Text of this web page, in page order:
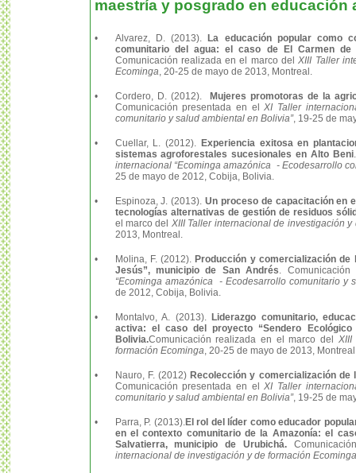
maestría y posgrado en educación
• Alvarez, D. (2013).
La educación popular como
comunitario del agua: el caso de El Carmen de
Comunicación realizada en el marco delXIII Taller
Ecominga, 20-25 de mayo de 2013, Montreal.
• Cordero, D. (2012).
Mujeres promotoras de la
Comunicación presentada en elXI Taller
comunitario y salud ambiental en Bolivia”, 19-25 de
• Cuellar, L. (2012). Experiencia exitosa en
sistemas agroforestales sucesionales en Alto Beni
internacional “Ecominga amazónica - Ecodesarrollo
25 de mayo de 2012, Cobija, Bolivia.
• Espinoza, J. (2013).Un proceso de capacitación en
tecnologías alternativas de gestión de residuos
el marco del XIII Taller internacional de investigación
2013, Montreal.
• Molina, F. (2012). Producción y comercialización
Jesús”, municipio de San Andrés.
“Ecominga amazónica - Ecodesarrollo comunitario y
de 2012, Cobija, Bolivia.
• Montalvo, A. (2013). Liderazgo comunitario,
activa: el caso del proyecto “Sendero
Bolivia.Comunicación realizada en el marco del XIII
formación Ecominga, 20-25 de mayo de 2013,
• Nauro, F. (2012) Recolección y comercialización de
Comunicación presentada en elXI Taller
comunitario y salud ambiental en Bolivia”, 19-25 de
• Parra, P. (2013).El rol del líder como educador
en el contexto comunitario de la Amazonía: el
Salvatierra, municipio de Urubichá.
internacional de investigación y de formación Ecominga